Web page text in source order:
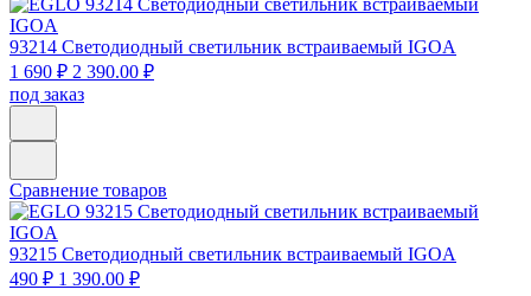
93214 Светодиодный светильник встраиваемый IGOA
1 690 ₽ 2 390.00 ₽
под заказ
Сравнение товаров
93215 Светодиодный светильник встраиваемый IGOA
490 ₽ 1 390.00 ₽